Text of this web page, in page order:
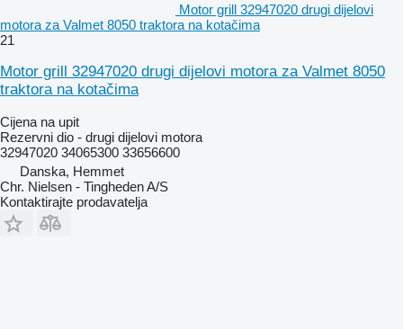
Motor grill 32947020 drugi dijelovi
motora za Valmet 8050 traktora na kotačima
21
Motor grill 32947020 drugi dijelovi motora za Valmet 8050
traktora na kotačima
Cijena na upit
Rezervni dio - drugi dijelovi motora
32947020 34065300 33656600
Danska, Hemmet
Chr. Nielsen - Tingheden A/S
Kontaktirajte prodavatelja